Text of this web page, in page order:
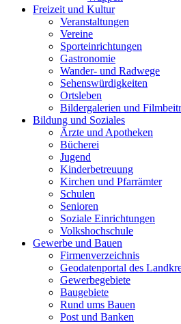
Freizeit und Kultur
Veranstaltungen
Vereine
Sporteinrichtungen
Gastronomie
Wander- und Radwege
Sehenswürdigkeiten
Ortsleben
Bildergalerien und
Bildung und Soziales
Ärzte und Apotheken
Bücherei
Jugend
Kinderbetreuung
Kirchen und Pfarrämter
Schulen
Senioren
Soziale Einrichtungen
Volkshochschule
Gewerbe und Bauen
Firmenverzeichnis
Geodatenportal des
Gewerbegebiete
Baugebiete
Rund ums Bauen
Post und Banken